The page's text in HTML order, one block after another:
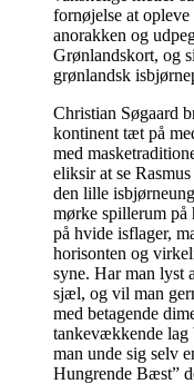
fornøjelse at
anorakken og
Grønlandskort, og
grønlandsk
Christian Søgaard
kontinent tæt på
med
eliksir at se
den lille
mørke spillerum på
på hvide isflager,
horisonten og
syne. Har man lyst
sjæl, og vil man
med betagende
tankevækkende
man unde sig selv
Hungrende Bæst”